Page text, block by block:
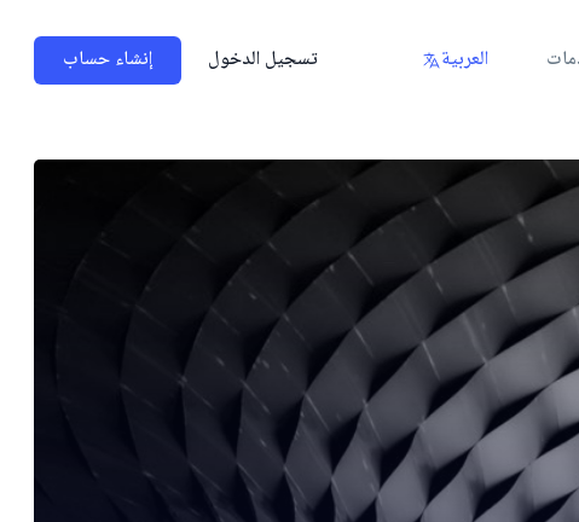
العربية تسجيل الدخول إنشاء حساب